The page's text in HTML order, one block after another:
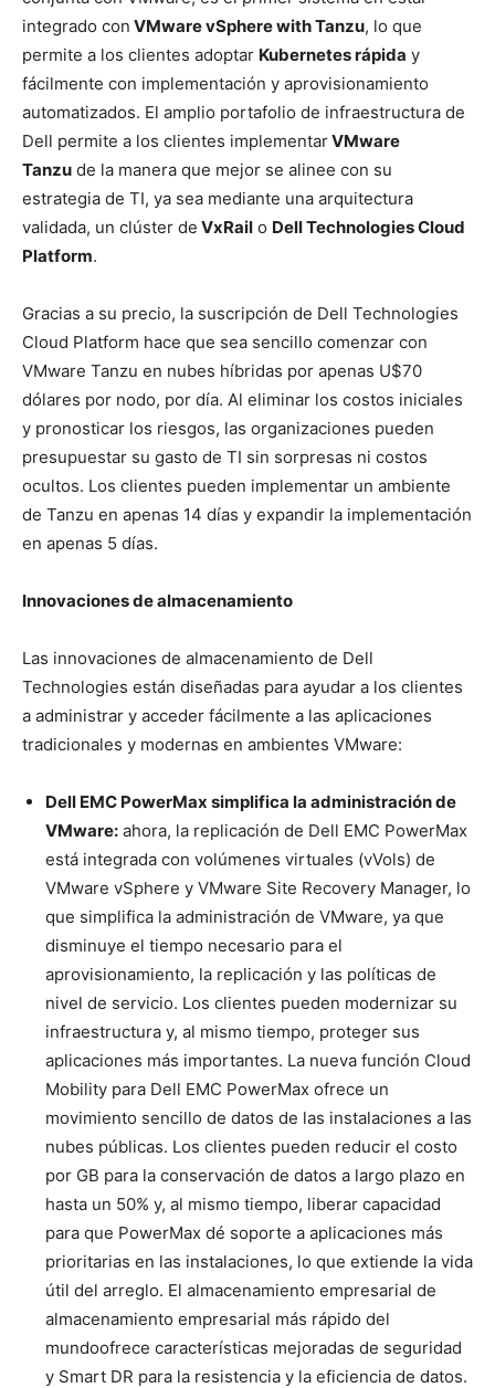
integrado con VMware vSphere with Tanzu, lo que
permite a los clientes adoptar Kubernetes rápida y
fácilmente con implementación y aprovisionamiento
automatizados. El amplio portafolio de infraestructura de
Dell permite a los clientes implementarVMware
Tanzu de la manera que mejor se alinee con su
estrategia de TI, ya sea mediante una arquitectura
validada, un clúster de VxRail o Dell Technologies Cloud
Platform.
Gracias a su precio, la suscripción de Dell Technologies
Cloud Platform hace que sea sencillo comenzar con
VMware Tanzu en nubes híbridas por apenas U$70
dólares por nodo, por día. Al eliminar los costos iniciales
y pronosticar los riesgos, las organizaciones pueden
presupuestar su gasto de TI sin sorpresas ni costos
ocultos. Los clientes pueden implementar un ambiente
de Tanzu en apenas 14 días y expandir la implementación
en apenas 5 días.
Innovaciones de almacenamiento
Las innovaciones de almacenamiento de Dell
Technologies están diseñadas para ayudar a los clientes
a administrar y acceder fácilmente a las aplicaciones
tradicionales y modernas en ambientes VMware:
Dell EMC PowerMax simplifica la administración de
VMware: ahora, la replicación de Dell EMC PowerMax
está integrada con volúmenes virtuales (vVols) de
VMware vSphere y VMware Site Recovery Manager, lo
que simplifica la administración de VMware, ya que
disminuye el tiempo necesario para el
aprovisionamiento, la replicación y las políticas de
nivel de servicio. Los clientes pueden modernizar su
infraestructura y, al mismo tiempo, proteger sus
aplicaciones más importantes. La nueva función Cloud
Mobility para Dell EMC PowerMax ofrece un
movimiento sencillo de datos de las instalaciones a las
nubes públicas. Los clientes pueden reducir el costo
por GB para la conservación de datos a largo plazo en
hasta un 50% y, al mismo tiempo, liberar capacidad
para que PowerMax dé soporte a aplicaciones más
prioritarias en las instalaciones, lo que extiende la vida
útil del arreglo. El almacenamiento empresarial de
almacenamiento empresarial más rápido del
mundoofrece características mejoradas de seguridad
y Smart DR para la resistencia y la eficiencia de datos.